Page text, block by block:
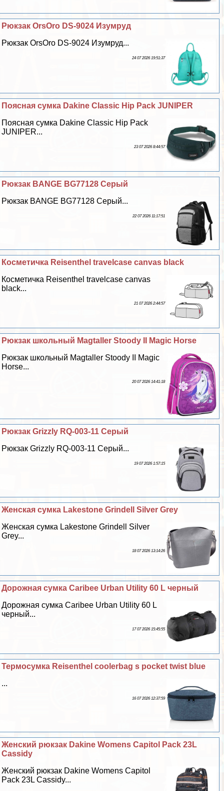
Рюкзак OrsOro DS-9024 Изумруд
Рюкзак OrsOro DS-9024 Изумруд...
24 07 2026 19:51:37
Поясная сумка Dakine Classic Hip Pack JUNIPER
Поясная сумка Dakine Classic Hip Pack
JUNIPER...
23 07 2026 8:44:57
Рюкзак BANGE BG77128 Серый
Рюкзак BANGE BG77128 Серый...
22 07 2026 11:17:51
Косметичка Reisenthel travelcase canvas black
Косметичка Reisenthel travelcase canvas
black...
21 07 2026 2:44:57
Рюкзак школьный Magtaller Stoody II Magic Horse
Рюкзак школьный Magtaller Stoody II Magic
Horse...
20 07 2026 14:41:18
Рюкзак Grizzly RQ-003-11 Серый
Рюкзак Grizzly RQ-003-11 Серый...
19 07 2026 1:57:15
Женская сумка Lakestone Grindell Silver Grey
Женская сумка Lakestone Grindell Silver
Grey...
18 07 2026 13:14:26
Дорожная сумка Caribee Urban Utility 60 L черный
Дорожная сумка Caribee Urban Utility 60 L
черный...
17 07 2026 15:45:55
Термосумка Reisenthel coolerbag s pocket twist blue
...
16 07 2026 12:37:59
Женский рюкзак Dakine Womens Capitol Pack 23L
Cassidy
Женский рюкзак Dakine Womens Capitol
Pack 23L Cassidy...